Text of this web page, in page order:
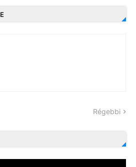
Régebbi